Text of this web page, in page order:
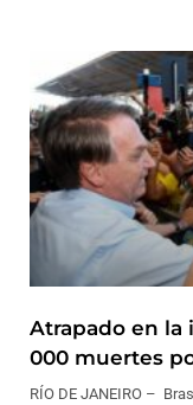
Atrapado en la
000 muertes
RÍO DE JANEIRO –